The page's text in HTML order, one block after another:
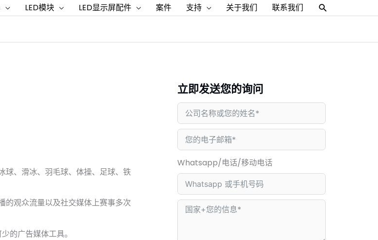
LED模块 LED显示屏配件 案件 支持 关于我们 联系我们 搜
索
球、滑冰、羽毛球、体操、足球、铁
的观众流量以及社交媒体上赛事多次
的广告媒体工具。
立即发送您的询问
Whatsapp/电话/移动电话